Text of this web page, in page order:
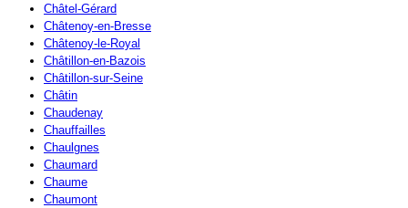
Châtel-Gérard
Châtenoy-en-Bresse
Châtenoy-le-Royal
Châtillon-en-Bazois
Châtillon-sur-Seine
Châtin
Chaudenay
Chauffailles
Chaulgnes
Chaumard
Chaume
Chaumont